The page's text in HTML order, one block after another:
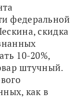
федеральной
скидка
10-20%,
штучный.
как в